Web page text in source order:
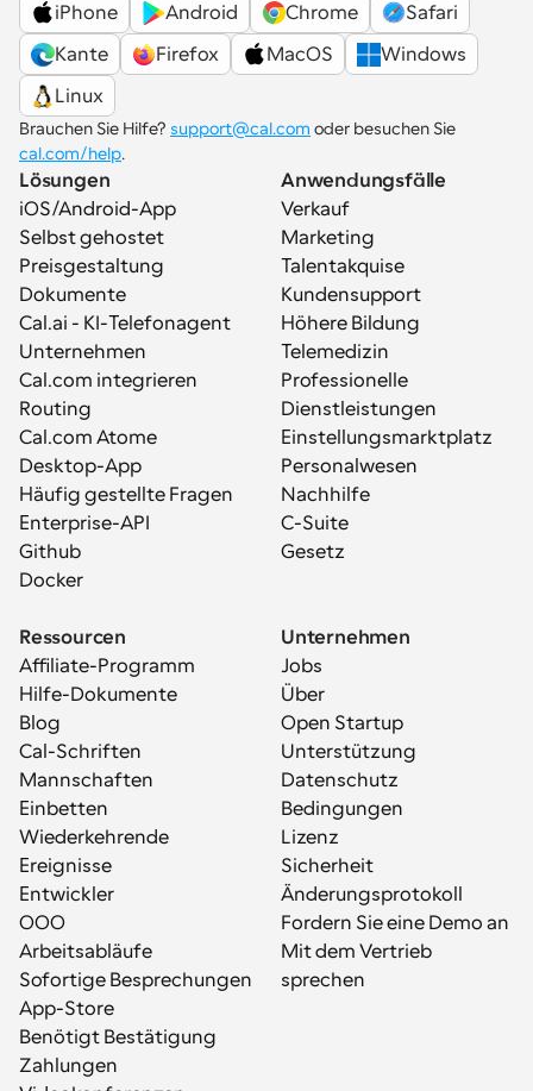
iPhone
Android Chrome
Safari
Kante
Firefox MacOS
Windows
Linux
Brauchen Sie Hilfe? support@cal.com
cal.com/help.
Lösungen
iOS/Android-App
Selbst gehostet
Preisgestaltung
Dokumente
Cal.ai - KI-Telefonagent
Unternehmen
Cal.com integrieren
Routing
Cal.com Atome
Desktop-App
Häufig gestellte Fragen
Enterprise-API
Github
Docker
Anwendungsfälle
Verkauf
Marketing
Talentakquise
Kundensupport
Höhere Bildung
Telemedizin
Professionelle
Dienstleistungen
Einstellungsmarktplatz
Personalwesen
Nachhilfe
C-Suite
Gesetz
Ressourcen
Affiliate-Programm
Hilfe-Dokumente
Blog
Cal-Schriften
Mannschaften
Einbetten
Wiederkehrende
Ereignisse
Entwickler
OOO
Arbeitsabläufe
Sofortige Besprechungen
App-Store
Benötigt Bestätigung
Zahlungen
Unternehmen
Jobs
Über
Open Startup
Unterstützung
Datenschutz
Bedingungen
Lizenz
Sicherheit
Änderungsprotokoll
Fordern Sie eine Demo an
Mit dem Vertrieb
sprechen